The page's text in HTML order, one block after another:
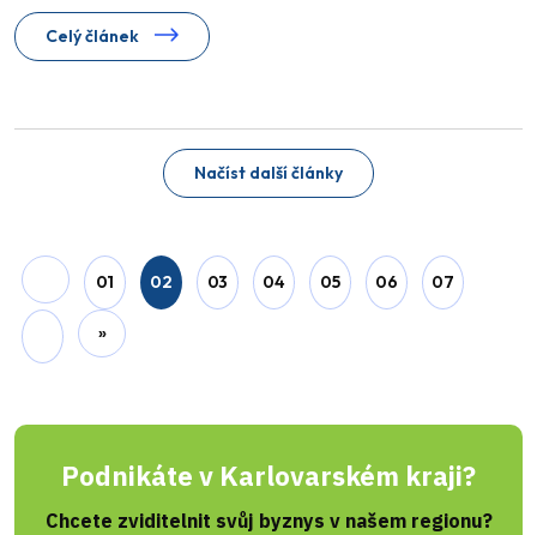
Celý článek
Před 2 roky 3 Admin